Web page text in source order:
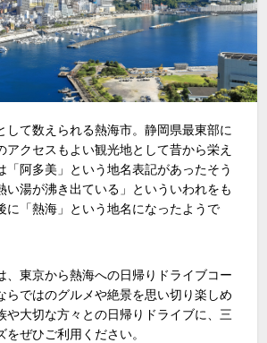
して数えられる熱海市。静岡県最東部に
アクセスもよい観光地として昔から栄え
「阿多美」という地名表記があったそう
い湯が沸き出ている」といういわれをも
に「熱海」という地名になったようで
、東京から熱海への日帰りドライブコー
らではのグルメや絶景を思い切り楽しめ
や大切な方々との日帰りドライブに、三
ぜひご利用ください。